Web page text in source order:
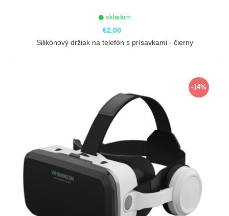
skladom
€2,00
Silikónový držiak na telefón s prísavkami - čierny
-14%